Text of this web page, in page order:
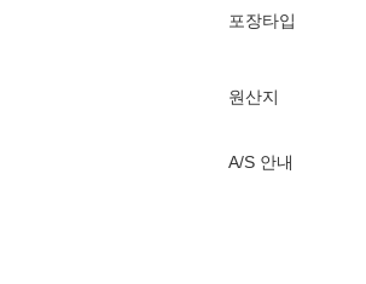
포장타입
원산지
A/S 안내